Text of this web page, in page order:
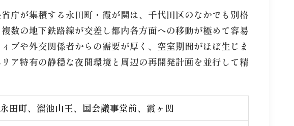
庁が集積する永田町・霞が関は、千代田区のなかでも別格
数の地下鉄路線が交差し都内各方面への移動が極めて容易
ブや外交関係者からの需要が厚く、空室期間がほぼ生じま
ア特有の静穏な夜間環境と周辺の再開発計画を並行して精
永田町、溜池山王、国会議事堂前、霞ヶ関